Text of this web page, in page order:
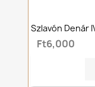
Szlavón Denár
Ft6,000